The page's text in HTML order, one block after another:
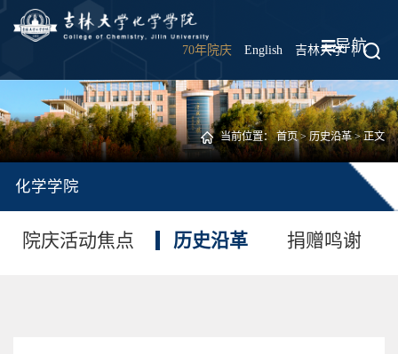
70年院庆 English 吉林大学 |
导航
当前位置：首页>历史沿革> 正文
化学学院
院庆活动焦点 历史沿革 捐赠鸣谢